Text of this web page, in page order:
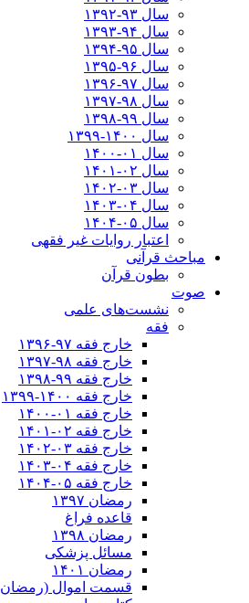
سال ۹۳-۱۳۹۲
سال ۹۴-۱۳۹۳
سال ۹۵-۱۳۹۴
سال ۹۶-۱۳۹۵
سال ۹۷-۱۳۹۶
سال ۹۸-۱۳۹۷
سال ۹۹-۱۳۹۸‍
سال ۱۴۰۰-۱۳۹۹
سال ۰۱-۱۴۰۰
سال ۰۲-۱۴۰۱
سال ۰۳-۱۴۰۲
سال ۰۴-۱۴۰۳
سال ۰۵-۱۴۰۴
اعتبار روایات غیر فقهی
مباحث قرآنی
بطون قرآن
صوت
نشست‌های علمی
فقه
خارج فقه ۹۷-۱۳۹۶
خارج فقه ۹۸-۱۳۹۷
خارج فقه ۹۹-۱۳۹۸
خارج فقه ۱۴۰۰-۱۳۹۹
خارج فقه ۰۱-۱۴۰۰
خارج فقه ۰۲-۱۴۰۱
خارج فقه ۰۳-۱۴۰۲
خارج فقه ۰۴-۱۴۰۳
خارج فقه ۰۵-۱۴۰۴
رمضان ۱۳۹۷
قاعده فراغ
رمضان ۱۳۹۸
مسائل پزشکی
رمضان ۱۴۰۱
قسمت اموال (رمضان ۱۴۰۲)